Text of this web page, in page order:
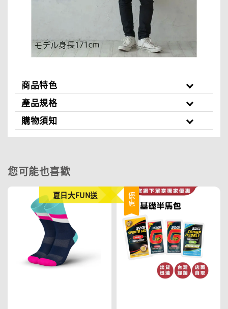
商品特色
產品規格
購物須知
您可能也喜歡
夏日大FUN送 優惠